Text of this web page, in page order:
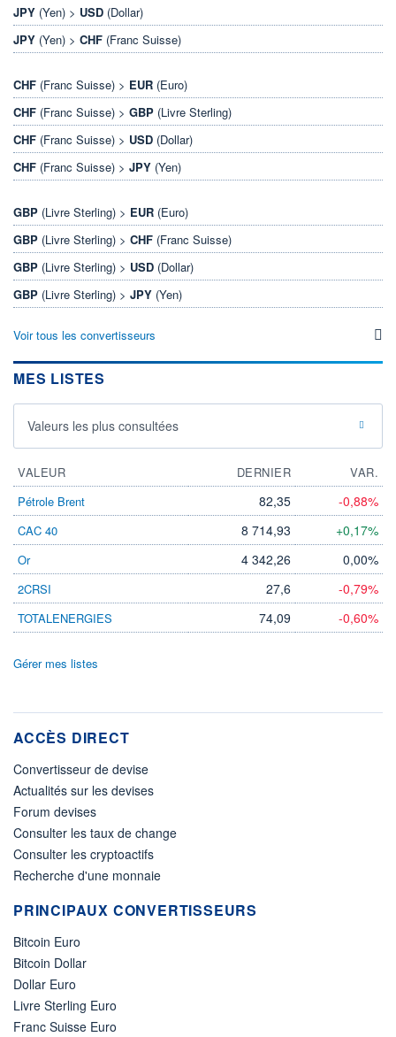
JPY (Yen) > USD (Dollar)
JPY (Yen) > CHF (Franc Suisse)
CHF (Franc Suisse) > EUR (Euro)
CHF (Franc Suisse) > GBP (Livre Sterling)
CHF (Franc Suisse) > USD (Dollar)
CHF (Franc Suisse) > JPY (Yen)
GBP (Livre Sterling) > EUR (Euro)
GBP (Livre Sterling) > CHF (Franc Suisse)
GBP (Livre Sterling) > USD (Dollar)
GBP (Livre Sterling) > JPY (Yen)
Voir tous les convertisseurs
MES LISTES
Valeurs les plus consultées
VALEUR DERNIER
VAR.
Pétrole Brent
82,35 -0,88%
CAC 40 8 714,93 +0,17%
Or 4 342,26 0,00%
2CRSI 27,6 -0,79%
TOTALENERGIES 74,09 -0,60%
Gérer mes listes
ACCÈS DIRECT
Convertisseur de devise
Actualités sur les devises
Forum devises
Consulter les taux de change
Consulter les cryptoactifs
Recherche d'une monnaie
PRINCIPAUX CONVERTISSEURS
Bitcoin Euro
Bitcoin Dollar
Dollar Euro
Livre Sterling Euro
Franc Suisse Euro